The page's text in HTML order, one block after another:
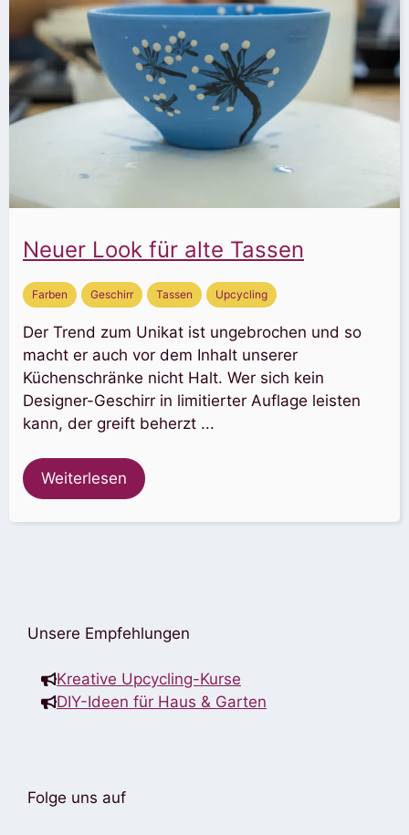
Neuer Look für alte Tassen
Farben Geschirr Tassen Upcycling
Der Trend zum Unikat ist ungebrochen und so
macht er auch vor dem Inhalt unserer
Küchenschränke nicht Halt. Wer sich kein
Designer-Geschirr in limitierter Auflage leisten
kann, der greift beherzt ...
Weiterlesen
Unsere Empfehlungen
Kreative Upcycling-Kurse
DIY-Ideen für Haus & Garten
Folge uns auf